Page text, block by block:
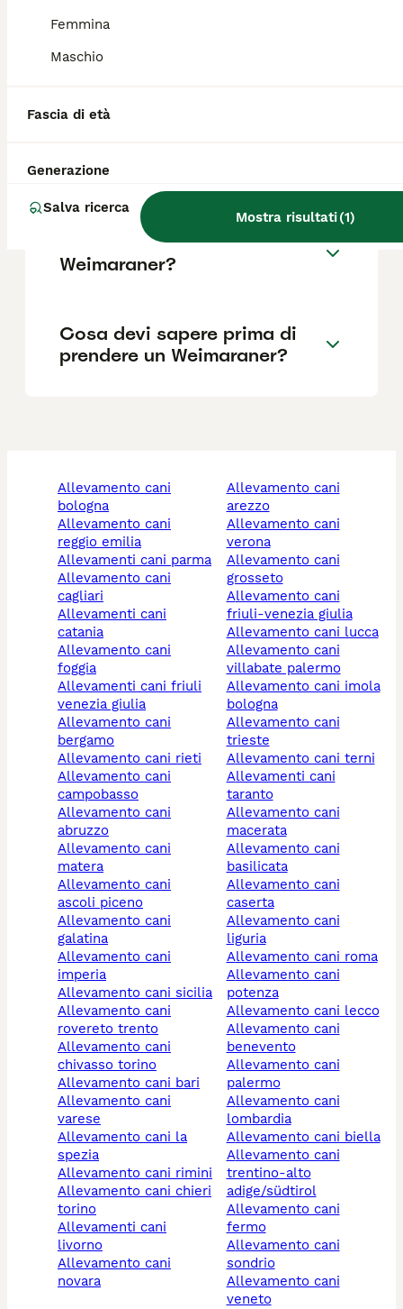
Femmina
Maschio
Fascia di età
Generazione
Salva ricerca
Mostra risultati(1)
Quanto dura la vita di un
Weimaraner?
Quali sono i difetti del
Weimaraner?
Cosa devi sapere prima di
prendere un Weimaraner?
allevamento cani
bologna
allevamento cani
reggio emilia
allevamenti cani parma
allevamento cani
cagliari
allevamenti cani
catania
allevamento cani
foggia
allevamenti cani friuli
venezia giulia
allevamento cani
bergamo
allevamento cani rieti
allevamento cani
campobasso
allevamento cani
abruzzo
allevamento cani
matera
allevamento cani
ascoli piceno
allevamento cani
galatina
allevamento cani
imperia
allevamento cani sicilia
allevamento cani
rovereto trento
allevamento cani
chivasso torino
allevamento cani bari
allevamento cani
varese
allevamento cani la
spezia
allevamento cani rimini
allevamento cani chieri
torino
allevamenti cani
livorno
allevamento cani
novara
allevamento cani
arezzo
allevamento cani
verona
allevamento cani
grosseto
allevamento cani
friuli-venezia giulia
allevamento cani lucca
allevamento cani
villabate palermo
allevamento cani imola
bologna
allevamento cani
trieste
allevamento cani terni
allevamenti cani
taranto
allevamento cani
macerata
allevamento cani
basilicata
allevamento cani
caserta
allevamento cani
liguria
allevamento cani roma
allevamento cani
potenza
allevamento cani lecco
allevamento cani
benevento
allevamento cani
palermo
allevamento cani
lombardia
allevamento cani biella
allevamento cani
trentino-alto
adige/südtirol
allevamento cani
fermo
allevamento cani
sondrio
allevamento cani
veneto